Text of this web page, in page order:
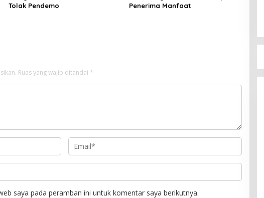
Tolak Pendemo
Penerima Manfaat
Ruas yang wajib ditandai *
saya pada peramban ini untuk komentar saya berikutnya.